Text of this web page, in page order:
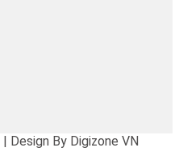
| Design By Digizone VN